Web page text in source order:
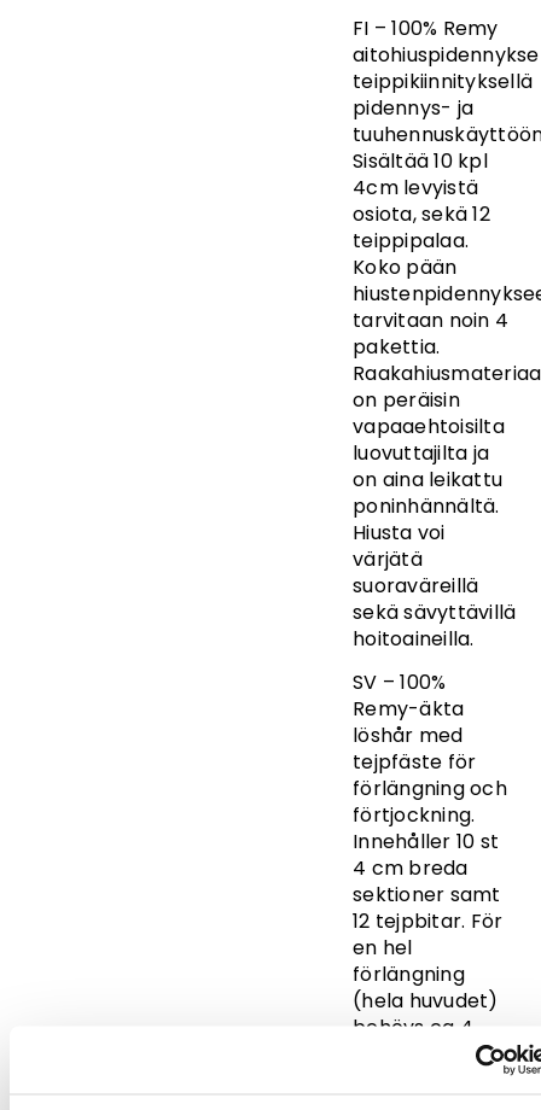
FI – 100% Remy
teippikiinnityksellä
pidennys- ja
Sisältää 10 kpl
4cm levyistä
osiota, sekä 12
teippipalaa.
Koko pään
tarvitaan noin 4
pakettia.
on peräisin
vapaaehtoisilta
luovuttajilta ja
on aina leikattu
poninhännältä.
Hiusta voi
värjätä
suoraväreillä
sekä sävyttävillä
hoitoaineilla.
SV – 100%
Remy-äkta
löshår med
tejpfäste för
förlängning och
förtjockning.
Innehåller 10 st
4 cm breda
sektioner samt
12 tejpbitar. För
en hel
förlängning
(hela huvudet)
behövs ca 4
Råhårsmaterialet